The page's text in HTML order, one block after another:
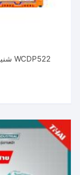
WCDP522 شنیور 20 فولت دقاق+ 2بطاريه wadfow